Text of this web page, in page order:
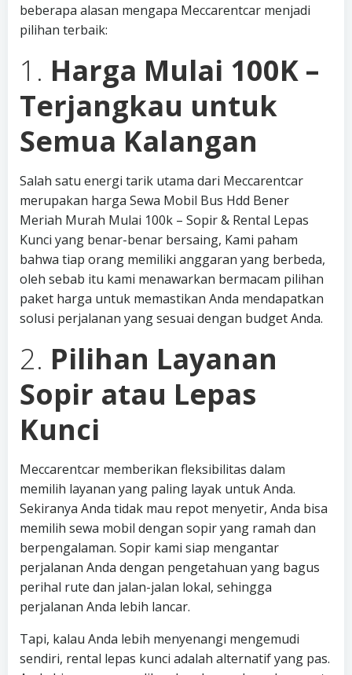
beberapa alasan mengapa Meccarentcar menjadi
pilihan terbaik:
1. Harga Mulai 100K –
Terjangkau untuk
Semua Kalangan
Salah satu energi tarik utama dari Meccarentcar
merupakan harga Sewa Mobil Bus Hdd Bener
Meriah Murah Mulai 100k – Sopir & Rental Lepas
Kunci yang benar-benar bersaing, Kami paham
bahwa tiap orang memiliki anggaran yang berbeda,
oleh sebab itu kami menawarkan bermacam pilihan
paket harga untuk memastikan Anda mendapatkan
solusi perjalanan yang sesuai dengan budget Anda.
2. Pilihan Layanan
Sopir atau Lepas
Kunci
Meccarentcar memberikan fleksibilitas dalam
memilih layanan yang paling layak untuk Anda.
Sekiranya Anda tidak mau repot menyetir, Anda bisa
memilih sewa mobil dengan sopir yang ramah dan
berpengalaman. Sopir kami siap mengantar
perjalanan Anda dengan pengetahuan yang bagus
perihal rute dan jalan-jalan lokal, sehingga
perjalanan Anda lebih lancar.
Tapi, kalau Anda lebih menyenangi mengemudi
sendiri, rental lepas kunci adalah alternatif yang pas.